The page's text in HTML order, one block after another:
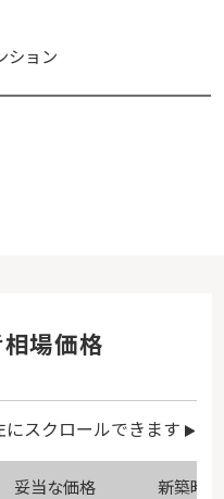
ション
場価格
にスクロールできます
妥当な価格 新築時